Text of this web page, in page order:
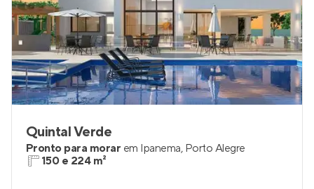
Quintal Verde
Pronto para morar em Ipanema, Porto Alegre
150 e 224 m²